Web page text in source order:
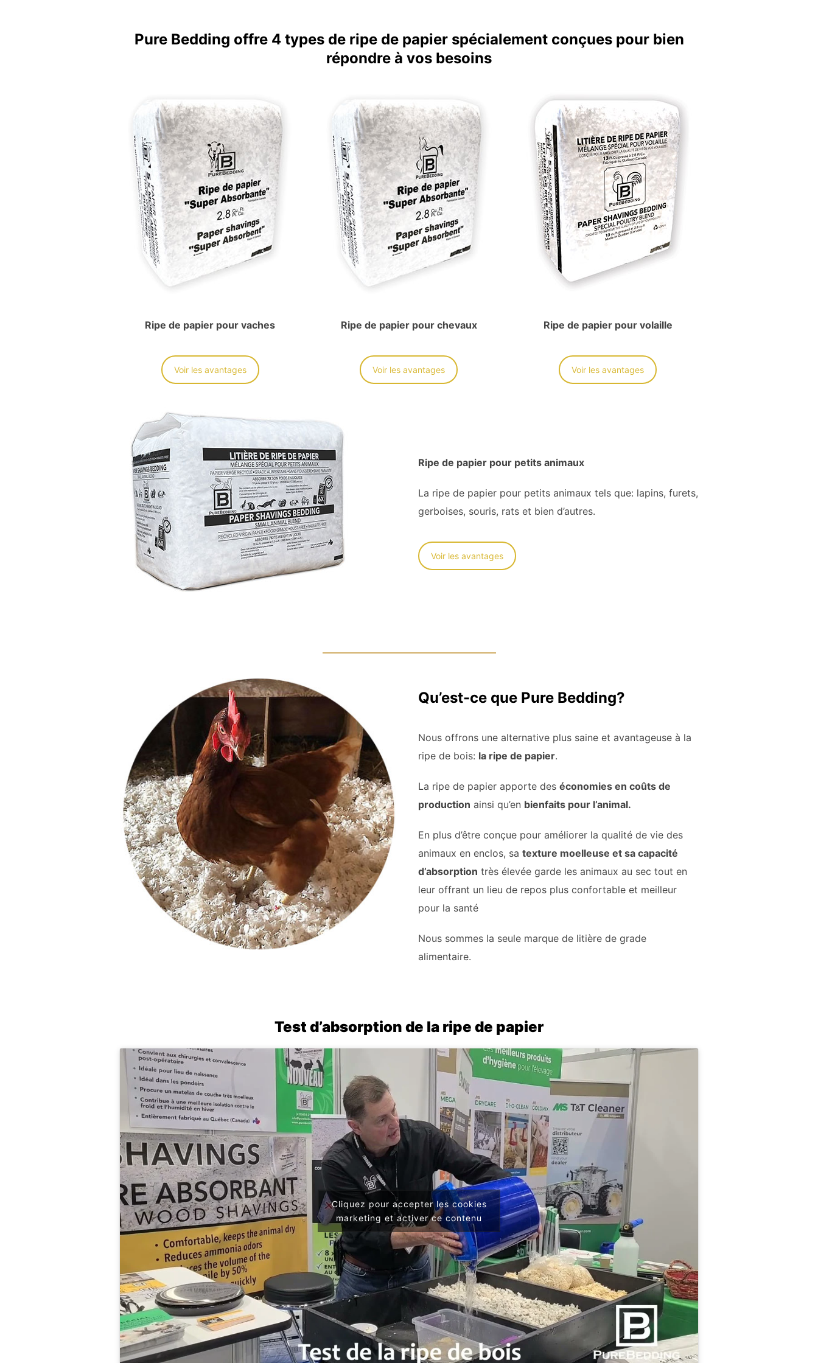
Pure Bedding offre 4 types de ripe de papier spécialement conçues pour bien
répondre à vos besoins
Ripe de papier pour vaches
Voir les avantages
Ripe de papier pour chevaux
Voir les avantages
Ripe de papier pour volaille
Voir les avantages
Ripe de papier pour petits animaux
La ripe de papier pour petits animaux tels que: lapins, furets,
gerboises, souris, rats et bien d’autres.
Voir les avantages
Qu’est-ce que Pure Bedding?
Nous offrons une alternative plus saine et avantageuse à la
ripe de bois: la ripe de papier.
La ripe de papier apporte des économies en coûts de
production ainsi qu’en bienfaits pour l’animal.
En plus d’être conçue pour améliorer la qualité de vie des
animaux en enclos, sa texture moelleuse et sa capacité
d’absorption très élevée garde les animaux au sec tout en
leur offrant un lieu de repos plus confortable et meilleur
pour la santé
Nous sommes la seule marque de litière de grade
alimentaire.
Test d’absorption de la ripe de papier
Cliquez pour accepter les cookies
marketing et activer ce contenu